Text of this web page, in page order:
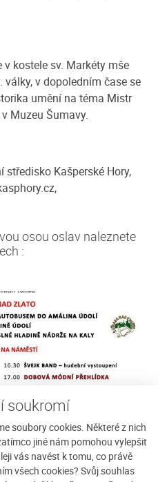
soukromí
soubory cookies. Některé z nich
jiné nám pomohou vylepšit
vás navést k tomu, co právě
všech cookies? Svůj souhlas
kostele sv. Markéty mše
v dopoledním čase se
umění na téma Mistr
Muzeu Šumavy.
Kašperské Hory,
osou oslav naleznete
: